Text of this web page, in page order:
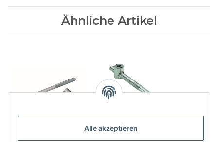
Alle akzeptieren
Ähnliche Artikel